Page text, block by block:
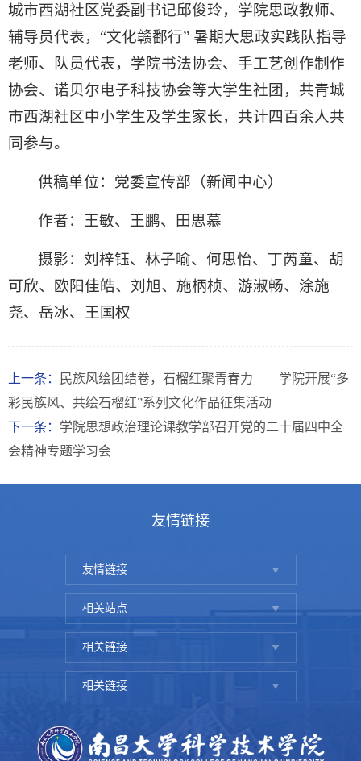
城市西湖社区党委副书记邱俊玲，学院思政教师、
辅导员代表，“文化赣鄱行” 暑期大思政实践队指导
老师、队员代表，学院书法协会、手工艺创作制作
协会、诺贝尔电子科技协会等大学生社团，共青城
市西湖社区中小学生及学生家长，共计四百余人共
同参与。
供稿单位：党委宣传部（新闻中心）
作者：王敏、王鹏、田思慕
摄影：刘梓钰、林子喻、何思怡、丁芮童、胡
可欣、欧阳佳皓、刘旭、施柄桢、游淑畅、涂施
尧、岳冰、王国权
上一条：
民族风绘团结卷，石榴红聚青春力——学院开展“多
彩民族风、共绘石榴红”系列文化作品征集活动
下一条： 学院思想政治理论课教学部召开党的二十届四中全
会精神专题学习会
友情链接
友情链接
相关站点
相关链接
相关链接